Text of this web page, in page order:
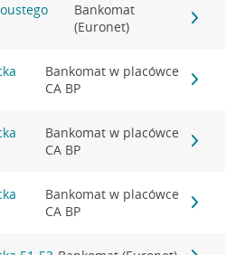
Bankomat
(Euronet)
Bankomat w placówce
CA BP
Bankomat w placówce
CA BP
Bankomat w placówce
CA BP